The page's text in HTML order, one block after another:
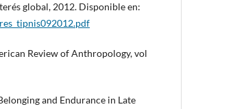
global, 2012. Disponible en:
Review of Anthropology, vol
and Endurance in Late